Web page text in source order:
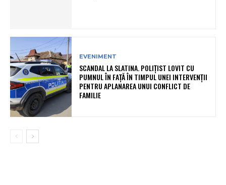
EVENIMENT
SCANDAL LA SLATINA. POLIȚIST LOVIT CU
PUMNUL ÎN FAȚĂ ÎN TIMPUL UNEI INTERVENȚII
PENTRU APLANAREA UNUI CONFLICT DE
FAMILIE